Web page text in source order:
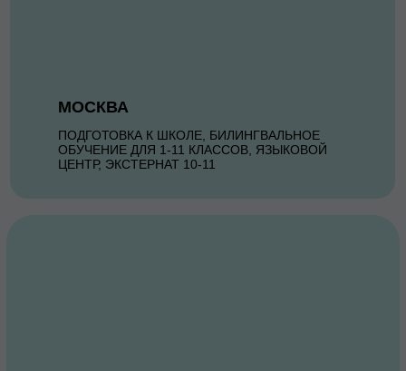
МОСКВА
ПОДГОТОВКА К ШКОЛЕ, БИЛИНГВАЛЬНОЕ
ОБУЧЕНИЕ ДЛЯ 1-11 КЛАССОВ, ЯЗЫКОВОЙ
ЦЕНТР, ЭКСТЕРНАТ 10-11